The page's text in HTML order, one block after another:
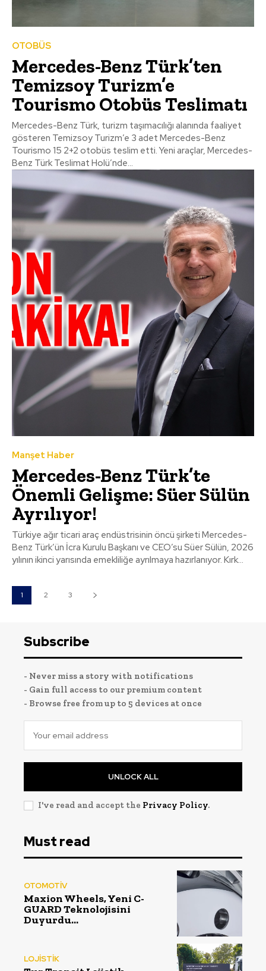
OTOBÜS
Mercedes-Benz Türk’ten
Temizsoy Turizm’e
Tourismo Otobüs Teslimatı
Mercedes-Benz Türk, turizm taşımacılığı alanında faaliyet
gösteren Temizsoy Turizm’e 3 adet Mercedes-Benz
Tourismo 15 2+2 otobüs teslim etti. Yeni araçlar, Mercedes-
Benz Türk Teslimat Holü’nde...
Manşet Haber
Mercedes-Benz Türk’te
Önemli Gelişme: Süer Sülün
Ayrılıyor!
Türkiye ağır ticari araç endüstrisinin öncü şirketi Mercedes-
Benz Türk’ün İcra Kurulu Başkanı ve CEO’su Süer Sülün, 2026
yılının ikinci yarısında emekliliğe ayrılmaya hazırlanıyor. Kırk...
1 2 3
Subscribe
- Never miss a story with notifications
- Gain full access to our premium content
- Browse free from up to 5 devices at once
UNLOCK ALL
I've read and accept the Privacy Policy.
Must read
OTOMOTİV
Maxion Wheels, Yeni C-
GUARD Teknolojisini
Duyurdu…
LOJİSTİK